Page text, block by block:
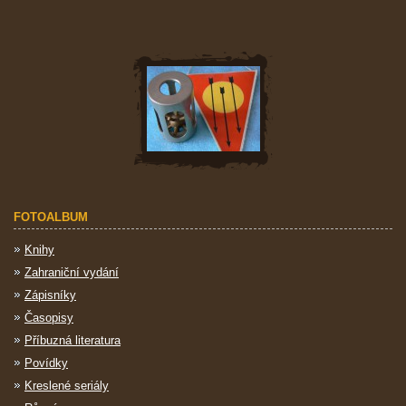
FOTOALBUM
Knihy
Zahraniční vydání
Zápisníky
Časopisy
Příbuzná literatura
Povídky
Kreslené seriály